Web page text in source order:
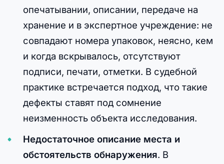
опечатывании, описании, передаче на
хранение и в экспертное учреждение: не
совпадают номера упаковок, неясно, кем
и когда вскрывалось, отсутствуют
подписи, печати, отметки. В судебной
практике встречается подход, что такие
дефекты ставят под сомнение
неизменность объекта исследования.
Недостаточное описание места и
обстоятельств обнаружения. В